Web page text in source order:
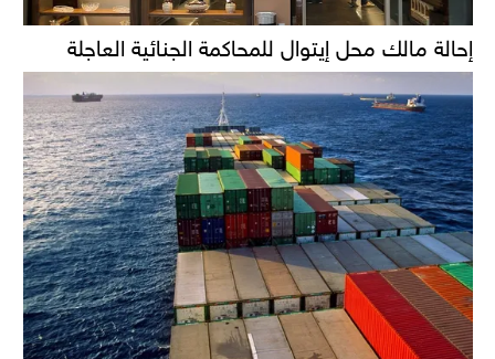
إحالة مالك محل إيتوال للمحاكمة الجنائية العاجلة